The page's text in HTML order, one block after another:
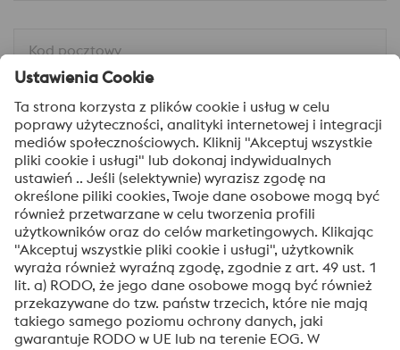
Kod pocztowy
Miejscowość
Wiadomość
Tak! Chcę otrzymywać okazjonalne informacje,
zaproszenia i inne istotne wiadomości.